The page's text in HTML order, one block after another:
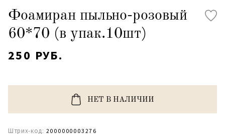
Фоамиран пыльно-розовый
60*70 (в упак.10шт)
250 РУБ.
НЕТ В НАЛИЧИИ
Штрих-код: 2000000003276